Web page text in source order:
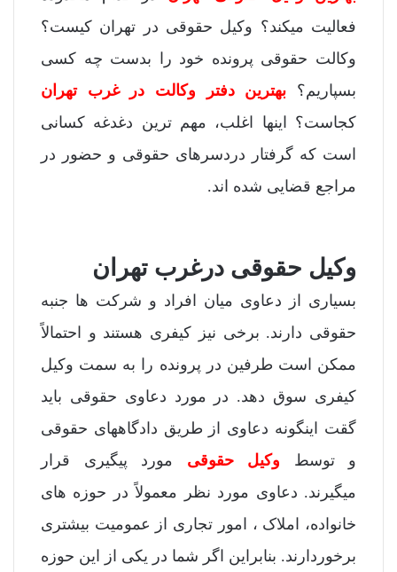
فعالیت میکند؟ وکیل حقوقی در تهران کیست؟
وکالت حقوقی پرونده خود را بدست چه کسی
بسپاریم؟ بهترین دفتر وکالت در غرب تهران
کجاست؟ اینها اغلب، مهم ترین دغدغه کسانی
است که گرفتار دردسرهای حقوقی و حضور در
مراجع قضایی شده اند.
وکیل حقوقی درغرب تهران
بسیاری از دعاوی میان افراد و شرکت ها جنبه
حقوقی دارند. برخی نیز کیفری هستند و احتمالاً
ممکن است طرفین در پرونده را به سمت وکیل
کیفری سوق دهد. در مورد دعاوی حقوقی باید
گقت اینگونه دعاوی از طریق دادگاههای حقوقی
و توسط وکیل حقوقی مورد پیگیری قرار
میگیرند. دعاوی مورد نظر معمولاً در حوزه های
خانواده، املاک ، امور تجاری از عمومیت بیشتری
برخوردارند. بنابراین اگر شما در یکی از این حوزه